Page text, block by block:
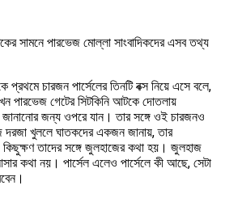
সামনে পারভেজ মোল্লা সাংবাদিকদের এসব তথ্য
প্রথমে চারজন পার্সেলের তিনটি বক্স নিয়ে এসে বলে,
পারভেজ গেটের সিটকিনি আটকে দোতলায়
জানানোর জন্য ওপরে যান। তার সঙ্গে ওই চারজনও
খুললে ঘাতকদের একজন জানায়, তার
তাদের সঙ্গে জুলহাজের কথা হয়। জুলহাজ
কথা নয়। পার্সেল এলেও পার্সেলে কী আছে, সেটা